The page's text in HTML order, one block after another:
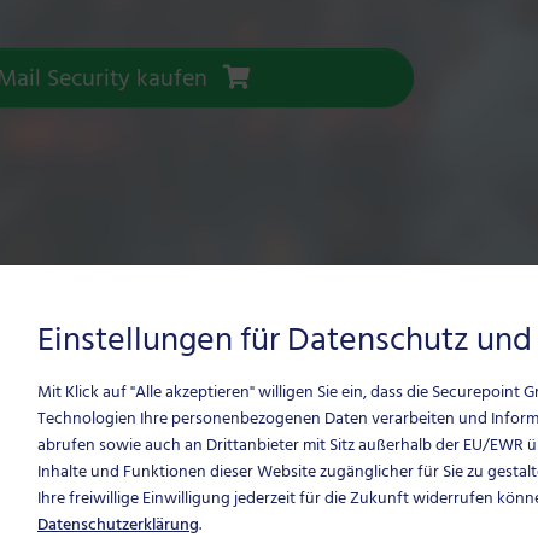
Security kaufen
Postfach und Server
Einstellungen für Datenschutz
Mit Klick auf "Alle akzeptieren" willigen Sie ein, dass die Securepoint
Technologien Ihre personenbezogenen Daten verarbeiten und
abrufen sowie auch an Drittanbieter mit Sitz außerhalb der EU/EWR
Inhalte und Funktionen dieser Website zugänglicher für Sie zu
Ihre freiwillige Einwilligung jederzeit für die Zukunft widerrufen
Datenschutzerklärung.